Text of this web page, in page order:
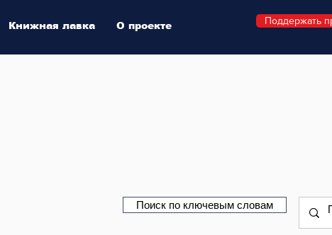
Поиск по ключевым словам
Книжная лавка О проекте Поддержать